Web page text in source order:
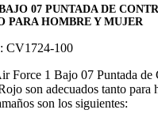
07 PUNTADA DE
PARA HOMBRE Y MUJER
CV1724-100
Force 1 Bajo 07 Puntada de
son adecuados tanto para
son los siguientes: